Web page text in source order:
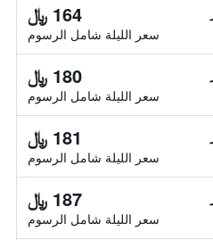
164 ﷼
سعر الليلة شامل الرسوم
180 ﷼
سعر الليلة شامل الرسوم
181 ﷼
سعر الليلة شامل الرسوم
187 ﷼
سعر الليلة شامل الرسوم